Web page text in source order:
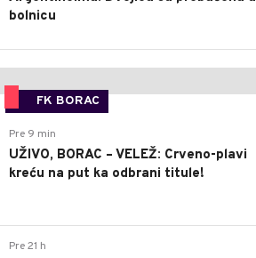
bolnicu
FK BORAC
Pre 9 min
UŽIVO, BORAC – VELEŽ: Crveno-plavi
kreću na put ka odbrani titule!
Pre 21 h